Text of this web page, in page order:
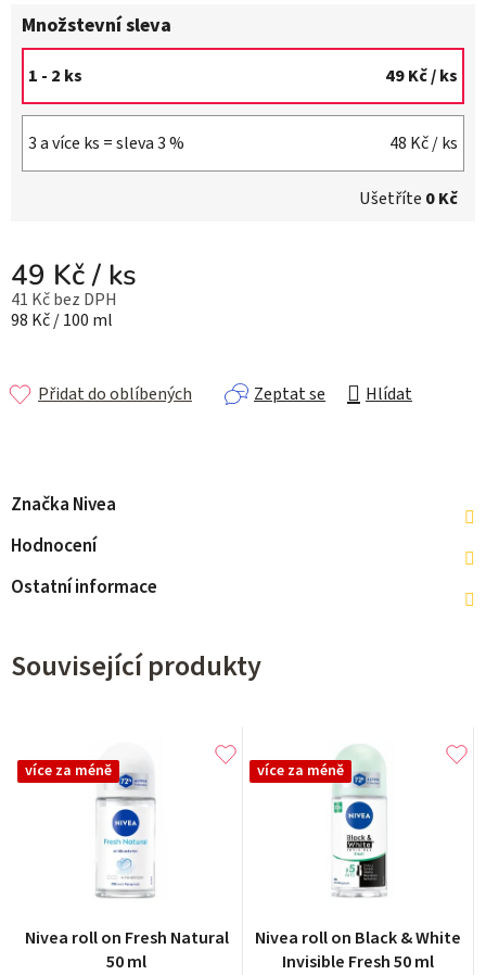
Množstevní sleva
1 - 2 ks 49 Kč/ ks
3 a více ks = sleva 3 % 48 Kč/ ks
Ušetříte 0 Kč
49 Kč/ ks
41 Kč bez DPH
Měrná cena:
98 Kč / 100 ml
Zeptat se Hlídat
Přidat do oblíbených
Značka Nivea
Hodnocení
Ostatní informace
Související produkty
více za méně
Nivea roll on Fresh Natural
50 ml
více za méně
Nivea roll on Black & White
Invisible Fresh 50 ml